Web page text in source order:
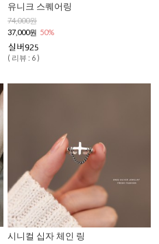
유니크 스퀘어링
74,000원
37,000원 50%
( 리뷰 : 6 )
시니컬 십자 체인 링